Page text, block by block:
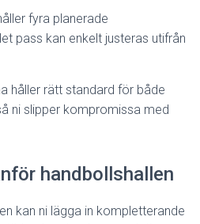
fyra planerade
pass kan enkelt justeras utifrån
håller rätt standard för både
ni slipper kompromissa med
handbollshallen
kan ni lägga in kompletterande